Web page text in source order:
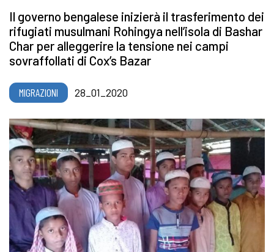
Il governo bengalese inizierà il trasferimento dei
rifugiati musulmani Rohingya nell’isola di Bashar
Char per alleggerire la tensione nei campi
sovraffollati di Cox’s Bazar
MIGRAZIONI 28_01_2020